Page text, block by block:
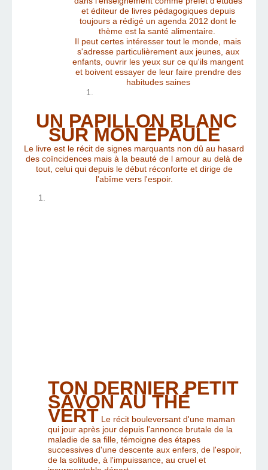
et éditeur de livres pédagogiques depuis
toujours a rédigé un agenda 2012 dont le
thème est la santé alimentaire.
Il peut certes intéresser tout le monde, mais
s'adresse particulièrement aux jeunes, aux
enfants, ouvrir les yeux sur ce qu'ils mangent
et boivent essayer de leur faire prendre des
habitudes saines
UN PAPILLON BLANC
SUR MON ÉPAULE
Le livre est le récit de signes marquants non dû au hasard
des coïncidences mais à la beauté de l amour au delà de
tout, celui qui depuis le début réconforte et dirige de
l'abîme vers l'espoir.
TON DERNIER PETIT
SAVON AU THÉ
VERT Le récit bouleversant d'une maman
qui jour après jour depuis l'annonce brutale de la
maladie de sa fille, témoigne des étapes
successives d'une descente aux enfers, de l'espoir,
de la solitude, à l'impuissance, au cruel et